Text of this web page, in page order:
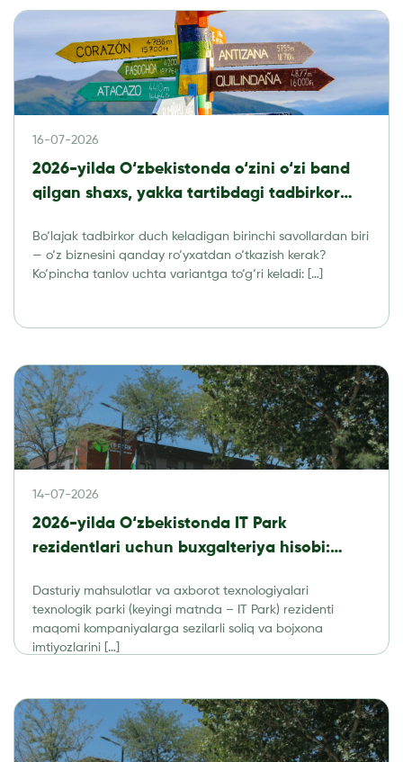
16-07-2026
2026-yilda O‘zbekistonda o‘zini o‘zi band
qilgan shaxs, yakka tartibdagi tadbirkor
kerak?
Bo‘lajak tadbirkor duch keladigan birinchi savollardan biri
— o‘z biznesini qanday ro‘yxatdan o‘tkazish kerak?
Ko‘pincha tanlov uchta variantga to‘g‘ri keladi: […]
14-07-2026
2026-yilda O‘zbekistonda IT Park
rezidentlari uchun buxgalteriya hisobi:
Dasturiy mahsulotlar va axborot texnologiyalari
texnologik parki (keyingi matnda – IT Park) rezidenti
maqomi kompaniyalarga sezilarli soliq va bojxona
imtiyozlarini […]